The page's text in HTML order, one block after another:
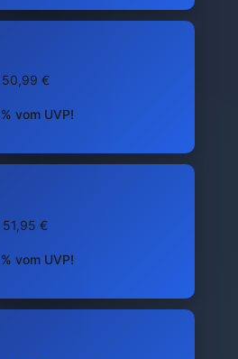
50,99 €
vom UVP!
51,95 €
vom UVP!